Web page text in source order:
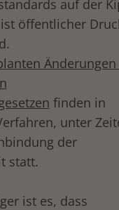
auf der
öffentlicher
Änderungen
finden in
unter
der
statt.
ist es, dass